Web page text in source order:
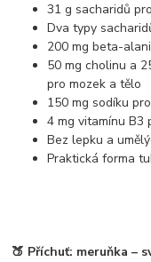
31 g sacharidů
Dva typy
200 mg beta-
50 mg cholinu a
pro mozek a tělo
150 mg sodíku
4 mg vitamínu B3
Bez lepku a
Praktická forma
🍑 Příchuť: meruňka –